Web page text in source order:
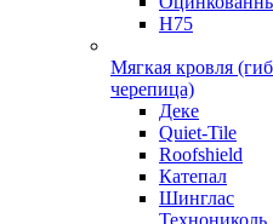
Н75
Мягкая кровля
черепица)
Деке
Quiet-Tile
Roofshield
Катепал
Шинглас
Технониколь